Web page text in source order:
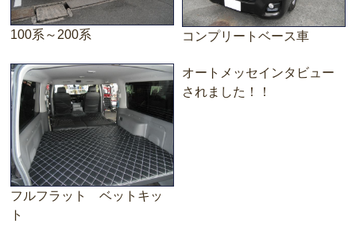
100系～200系 コンプリートベース車
フルフラット ベットキッ
ト
オートメッセインタビュー
されました！！